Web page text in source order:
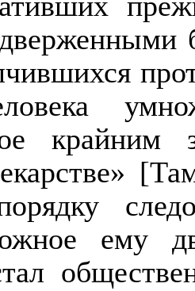
ему